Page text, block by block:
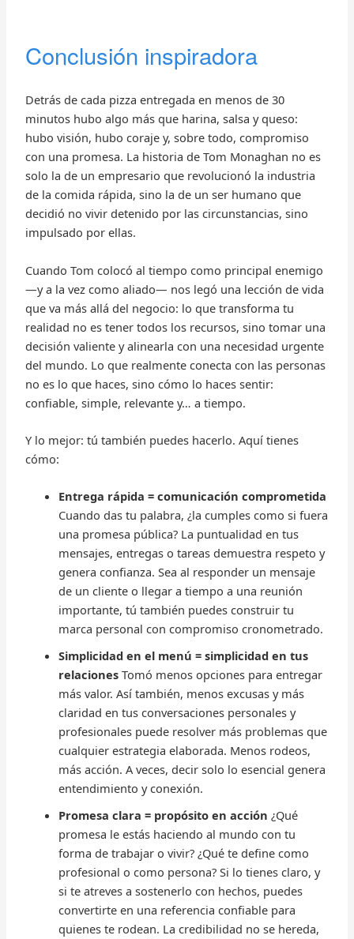
Conclusión inspiradora
Detrás de cada pizza entregada en menos de 30
minutos hubo algo más que harina, salsa y queso:
hubo visión, hubo coraje y, sobre todo, compromiso
con una promesa. La historia de Tom Monaghan no es
solo la de un empresario que revolucionó la industria
de la comida rápida, sino la de un ser humano que
decidió no vivir detenido por las circunstancias, sino
impulsado por ellas.
Cuando Tom colocó al tiempo como principal enemigo
—y a la vez como aliado— nos legó una lección de vida
que va más allá del negocio: lo que transforma tu
realidad no es tener todos los recursos, sino tomar una
decisión valiente y alinearla con una necesidad urgente
del mundo. Lo que realmente conecta con las personas
no es lo que haces, sino cómo lo haces sentir:
confiable, simple, relevante y… a tiempo.
Y lo mejor: tú también puedes hacerlo. Aquí tienes
cómo:
Entrega rápida = comunicación comprometida
Cuando das tu palabra, ¿la cumples como si fuera
una promesa pública? La puntualidad en tus
mensajes, entregas o tareas demuestra respeto y
genera confianza. Sea al responder un mensaje
de un cliente o llegar a tiempo a una reunión
importante, tú también puedes construir tu
marca personal con compromiso cronometrado.
Simplicidad en el menú = simplicidad en tus
relacionesTomó menos opciones para entregar
más valor. Así también, menos excusas y más
claridad en tus conversaciones personales y
profesionales puede resolver más problemas que
cualquier estrategia elaborada. Menos rodeos,
más acción. A veces, decir solo lo esencial genera
entendimiento y conexión.
Promesa clara = propósito en acción ¿Qué
promesa le estás haciendo al mundo con tu
forma de trabajar o vivir? ¿Qué te define como
profesional o como persona? Si lo tienes claro, y
si te atreves a sostenerlo con hechos, puedes
convertirte en una referencia confiable para
quienes te rodean. La credibilidad no se hereda,